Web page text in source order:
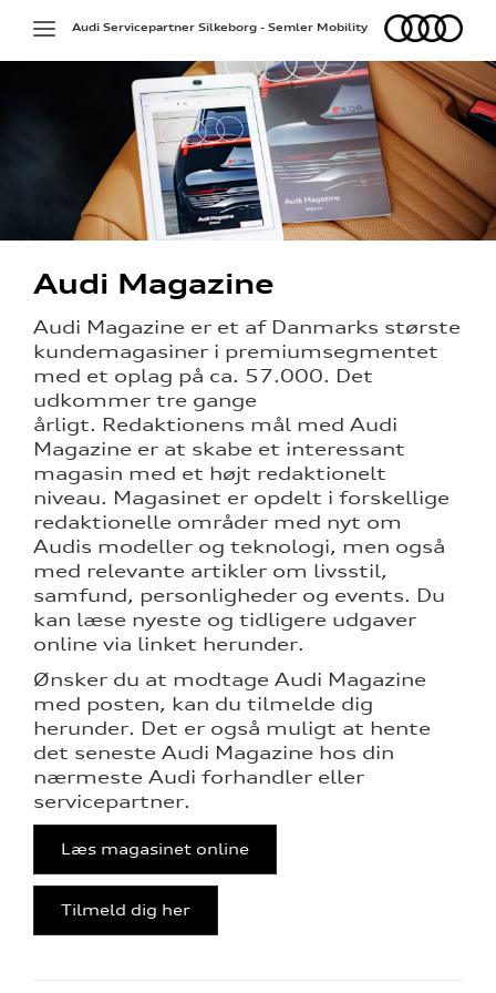
i
nyt
Toggle
navigation
Audi
Audi Servicepartner Silkeborg - Semler Mobility
Audi Magazine
Audi Magazine er et af Danmarks største
kundemagasiner i premiumsegmentet
med et oplag på ca. 57.000. Det
udkommer tre gange
årligt. Redaktionens mål med Audi
Magazine er at skabe et interessant
magasin med et højt redaktionelt
niveau. Magasinet er opdelt i forskellige
redaktionelle områder med nyt om
Audis modeller og teknologi, men også
med relevante artikler om livsstil,
samfund, personligheder og events. Du
kan læse nyeste og tidligere udgaver
online via linket herunder.
Ønsker du at modtage Audi Magazine
med posten, kan du tilmelde dig
herunder. Det er også muligt at hente
det seneste Audi Magazine hos din
nærmeste Audi forhandler eller
servicepartner.
Læs magasinet online
Tilmeld dig her